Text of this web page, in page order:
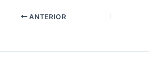
ANTERIOR